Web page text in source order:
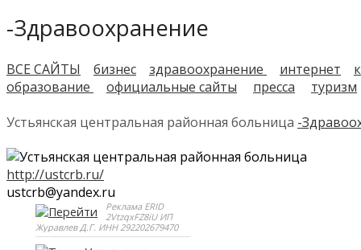
-Здравоохранение
ВСЕ САЙТЫ бизнес здравоохранение интернет
образование
официальные сайты пресса
туризм
Устьянская центральная районная больница -
http://ustcrb.ru/
ustcrb@yandex.ru
Реклама ERID
2VtzqxFZ8iU ИП
Журавлев Д.Г. ИНН 292202679470